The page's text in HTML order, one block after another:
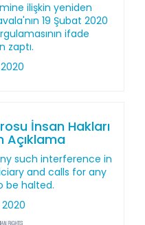
ilişkin yeniden
19 Şubat 2020
ifade
zaptı.
İnsan Hakları
Açıklama
such interference in
and calls for any
be halted.